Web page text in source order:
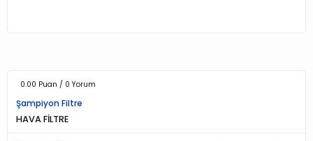
0.00 Puan / 0 Yorum
Şampiyon Filtre
HAVA FİLTRE